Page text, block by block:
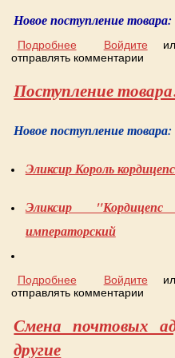
Новое поступление товара:
Подробнее о Очередное
Войдите
отправлять комментарии
Поступление
Новое поступление товара:
Эликсир Король
Эликсир
императорский
Подробнее о Поступление
Войдите
отправлять комментарии
Смена почтовых
другие